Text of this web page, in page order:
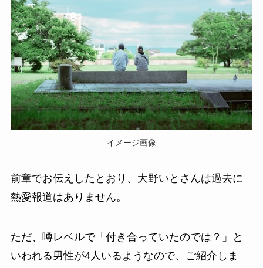
イメージ画像
前章でお伝えしたとおり、大野いとさんは過去に
熱愛報道はありません。
ただ、噂レベルで「付き合っていたのでは？」と
いわれる男性が4人いるようなので、ご紹介しま